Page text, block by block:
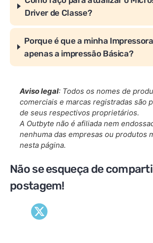
Driver de Classe?
Porque é que a minha
apenas a impressão Básica?
Aviso legal: Todos os nomes de
comerciais e marcas registradas são
de seus respectivos proprietários.
A Outbyte não é afiliada nem
nenhuma das empresas ou produtos
nesta página.
Não se esqueça de
postagem!